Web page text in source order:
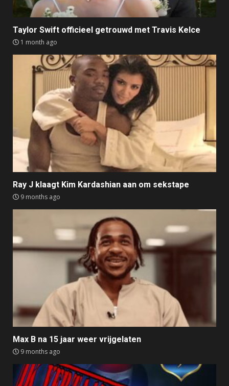
Taylor Swift officieel getrouwd met Travis Kelce
1 month ago
Ray J klaagt Kim Kardashian aan om sekstape
9 months ago
Max B na 15 jaar weer vrijgelaten
9 months ago